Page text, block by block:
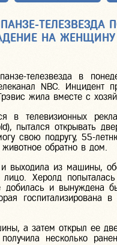
ТЕЛЕЗВЕЗДА
НА ЖЕНЩИНУ
телезвезда в
NBC. Инцидент
жила вместе с
в телевизионных
пытался открывать
свою подругу, 55-
обратно в дом.
выходила из машины,
Херолд
и вынуждена
госпитализирована
а затем открыл ее
несколько